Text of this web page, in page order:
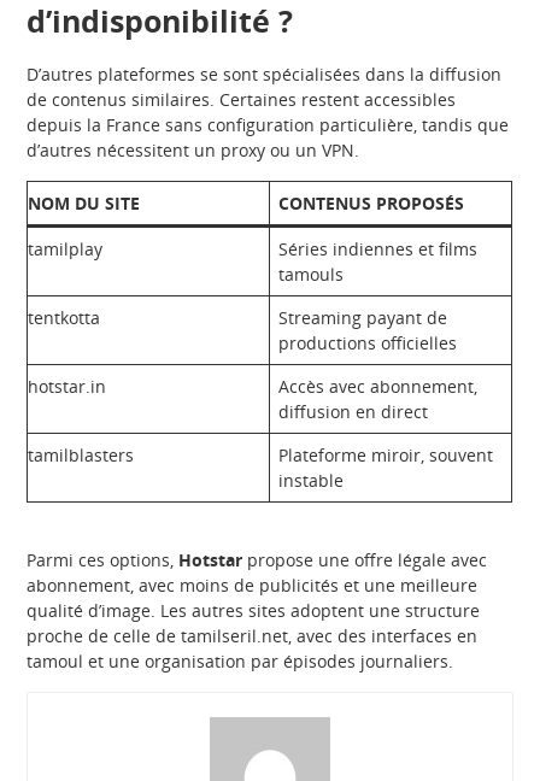
d’indisponibilité ?
D’autres plateformes se sont spécialisées dans la diffusion
de contenus similaires. Certaines restent accessibles
depuis la France sans configuration particulière, tandis que
d’autres nécessitent un proxy ou un VPN.
NOM DU SITE
CONTENUS PROPOSÉS
tamilplay
Séries indiennes et films
tamouls
tentkotta
Streaming payant de
productions officielles
hotstar.in
Accès avec abonnement,
diffusion en direct
tamilblasters
Plateforme miroir, souvent
instable
Parmi ces options, Hotstar propose une offre légale avec
abonnement, avec moins de publicités et une meilleure
qualité d’image. Les autres sites adoptent une structure
proche de celle de tamilseril.net, avec des interfaces en
tamoul et une organisation par épisodes journaliers.